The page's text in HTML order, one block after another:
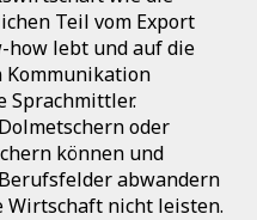
Teil vom Export
how lebt und auf die
Sprachmittler.
oder
können und
abwandern
Wirtschaft nicht leisten.